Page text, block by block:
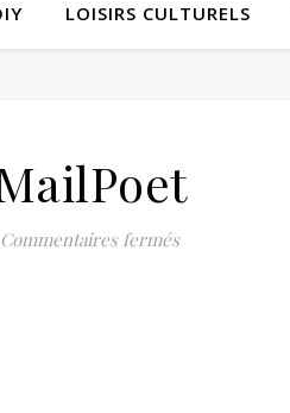
LOISIRS CULTURELS
Commentaires ferméssur Page